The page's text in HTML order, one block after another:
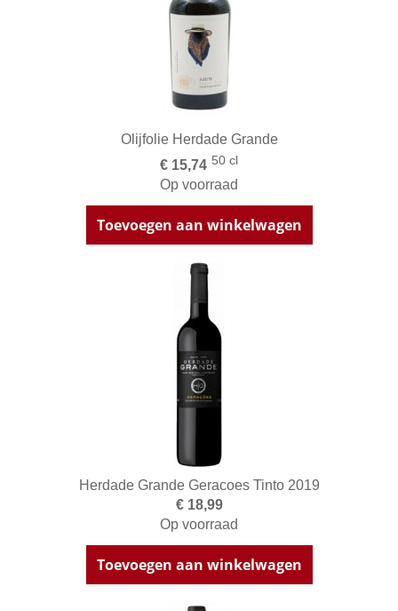
Olijfolie Herdade Grande
€ 15,74 50 cl
Op voorraad
Toevoegen aan winkelwagen
Herdade Grande Geracoes Tinto 2019
€ 18,99
Op voorraad
Toevoegen aan winkelwagen